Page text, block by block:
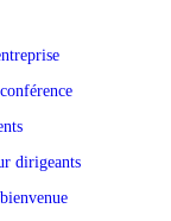
dirigeants